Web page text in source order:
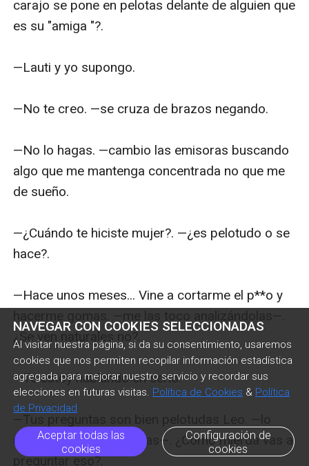
NAVEGAR CON COOKIES SELECCIONADAS
Al visitar nuestra página, si da su consentimiento, usaremos
cookies que nos permiten recopilar información estadística
agregada para mejorar nuestro servicio y recordar sus
elecciones en futuras visitas. Política de Cookies & Política
de Privacidad
Aceptar todas las
cookies
Configuración de
cookies